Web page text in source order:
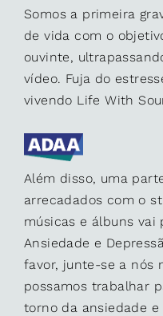
Somos a primeira
de vida com o
ouvinte,
vídeo. Fuja do
vivendo Life With
Além disso, uma
arrecadados com o
músicas e álbuns vai
Ansiedade e
favor, junte-se a nós
possamos trabalhar
torno da ansiedade e